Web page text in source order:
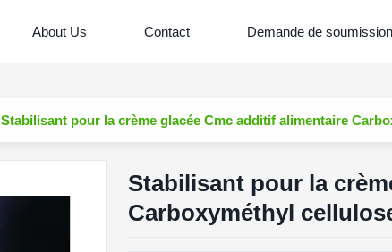
About Us Contact Demande de soumission
Stabilisant pour la crème glacée Cmc additif alimentaire
Stabilisant pour la
Carboxyméthyl